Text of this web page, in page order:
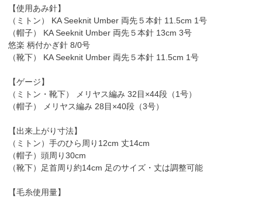
【使用あみ針】
（ミトン） KA Seeknit Umber 両先５本針 11.5cm 1号
（帽子） KA Seeknit Umber 両先５本針 13cm 3号
悠楽 柄付かぎ針 8/0号
（靴下） KA Seeknit Umber 両先５本針 11.5cm 1号
【ゲージ】
（ミトン・靴下） メリヤス編み 32目×44段（1号）
（帽子） メリヤス編み 28目×40段（3号）
【出来上がり寸法】
（ミトン）手のひら周り12cm 丈14cm
（帽子）頭周り30cm
（靴下）足首周り約14cm 足のサイズ・丈は調整可能
【毛糸使用量】